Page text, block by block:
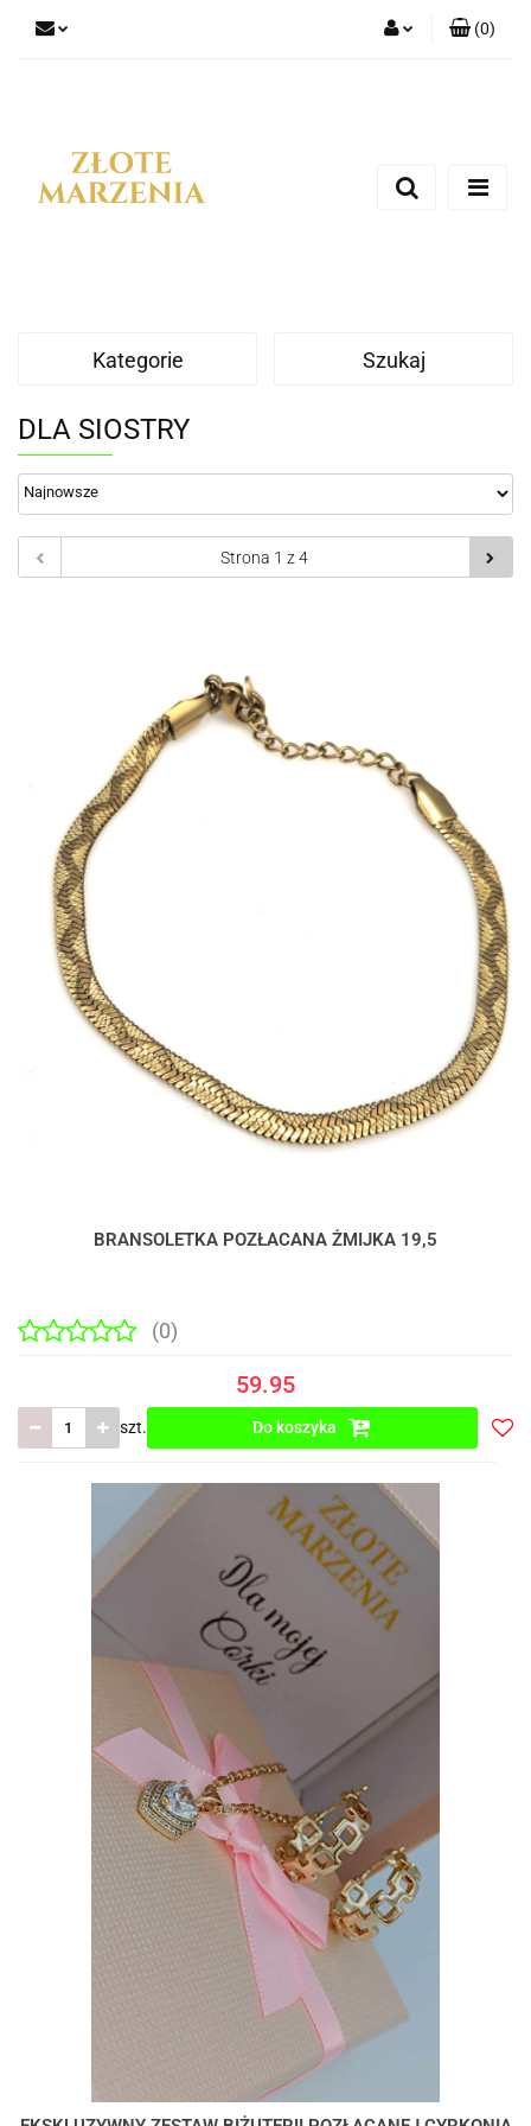
(0)
Kategorie Szukaj
DLA SIOSTRY
BRANSOLETKA POZŁACANA ŻMIJKA 19,5
(0)
59.95
szt. Do koszyka